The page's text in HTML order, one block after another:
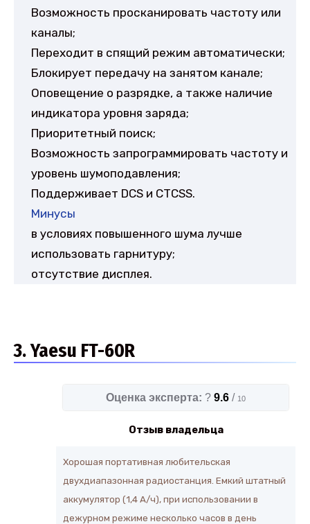
Возможность просканировать частоту или
каналы;
Переходит в спящий режим автоматически;
Блокирует передачу на занятом канале;
Оповещение о разрядке, а также наличие
индикатора уровня заряда;
Приоритетный поиск;
Возможность запрограммировать частоту и
уровень шумоподавления;
Поддерживает DCS и CTCSS.
Минусы
в условиях повышенного шума лучше
использовать гарнитуру;
отсутствие дисплея.
3. Yaesu FT-60R
Оценка эксперта: ? 9.6 / 10
Отзыв владельца
Хорошая портативная любительская
двухдиапазонная радиостанция. Емкий штатный
аккумулятор (1,4 А/ч), при использовании в
дежурном режиме несколько часов в день